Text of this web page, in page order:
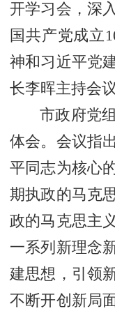
开学习会，深
国共产党成立
神和习近平党
长李晖主持会议
市政府党
体会。会议指
平同志为核心
期执政的马克
政的马克思主
一系列新理念
建思想，引领
不断开创新局